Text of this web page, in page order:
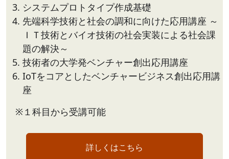
システムプロトタイプ作成基礎
先端科学技術と社会の調和に向けた応用講座 ～
ＩＴ技術とバイオ技術の社会実装による社会課
題の解決～
技術者の大学発ベンチャー創出応用講座
IoTをコアとしたベンチャービジネス創出応用講
座
※１科目から受講可能
詳しくはこちら